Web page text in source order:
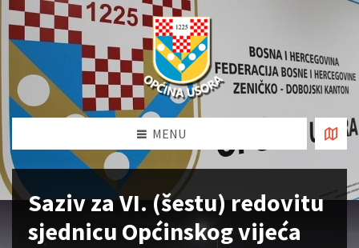
MENU
Saziv za VI. (šestu) redovitu
sjednicu Općinskog vijeća